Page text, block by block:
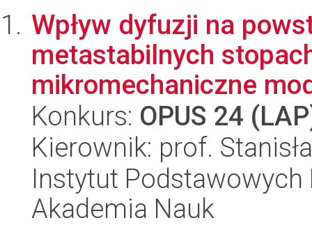
Wpływ dyfuzji na
metastabilnych
mikromechaniczne
Konkurs: OPUS 24
Kierownik: prof.
Instytut
Akademia Nauk